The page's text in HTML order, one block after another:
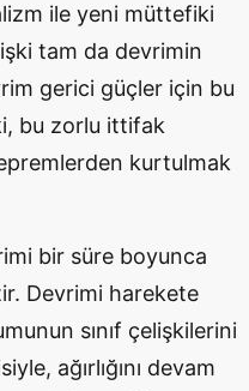
ile yeni müttefiki
tam da devrimin
gerici güçler için bu
bu zorlu ittifak
kurtulmak
bir süre boyunca
Devrimi harekete
sınıf çelişkilerini
ağırlığını devam